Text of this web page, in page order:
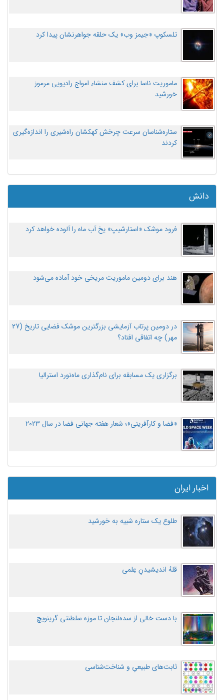
تلسکوپ «جیمز وب» یک حلقه جواهرنشان پیدا کرد
ماموریت ناسا برای کشف منشاء امواج رادیویی مرموز
خورشید
ستاره‌شناسان سرعت چرخش کهکشان راه‌شیری را اندازه‌گیری
کردند
دانش
فرود موشک «استارشیپ» یخ آب ماه را آلوده خواهد کرد
هند برای دومین ماموریت مریخی خود آماده می‌شود
در دومین پرتاب آزمایشی بزرگترین موشک فضایی تاریخ (27
مهر‌) چه اتفاقی افتاد؟
برگزاری یک مسابقه برای نام‌گذاری ماه‌نورد استرالیا
«فضا و کارآفرینی»؛ شعار هفته جهانی فضا در سال ۲۰۲۳
اخبار ایران
طلوع یک ستاره شبیه به خورشید
قلهُ اندیشیدنِ عِلمی
با دست خالی از سده‌لنجان تا موزه سلطنتی گرینویچ
ثابت‌های طبیعیِ و شناخت‌شناسی